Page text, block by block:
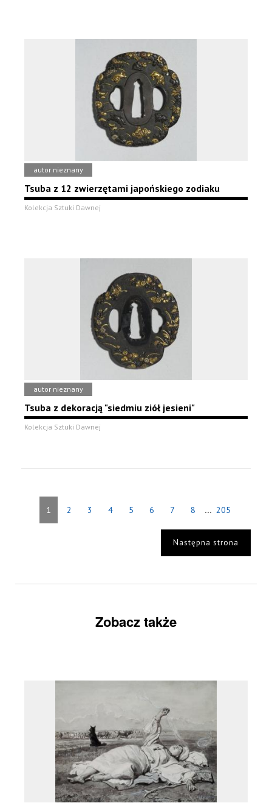
autor nieznany
Tsuba z 12 zwierzętami japońskiego zodiaku
Kolekcja Sztuki Dawnej
autor nieznany
Tsuba z dekoracją "siedmiu ziół jesieni"
Kolekcja Sztuki Dawnej
1 2 3 4 5 6 7 8 ... 205
Następna strona
Zobacz także